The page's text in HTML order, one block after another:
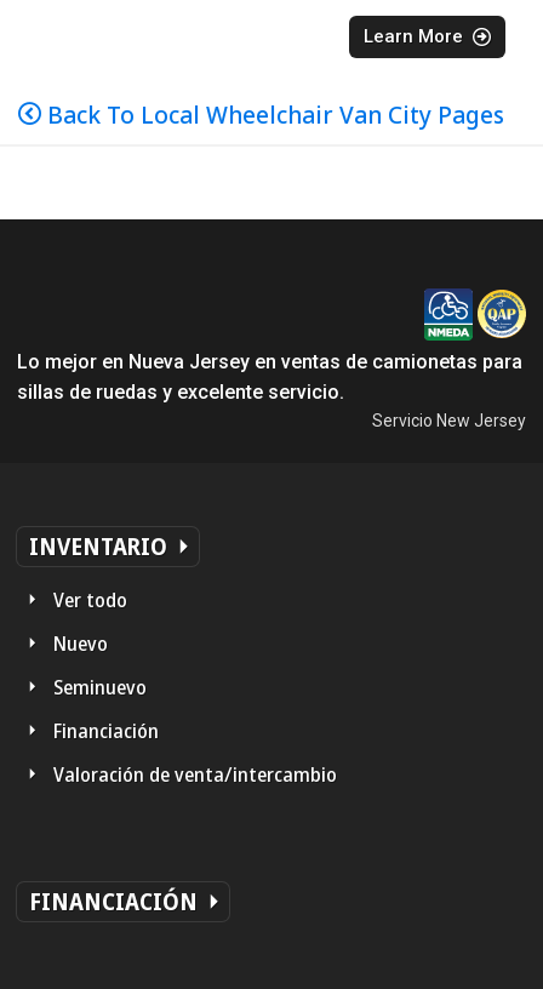
Learn More
Back To Local Wheelchair Van City Pages
Lo mejor en Nueva Jersey en ventas de camionetas para
sillas de ruedas y excelente servicio.
Servicio New Jersey
INVENTARIO
Ver todo
Nuevo
Seminuevo
Financiación
Valoración de venta/intercambio
FINANCIACIÓN